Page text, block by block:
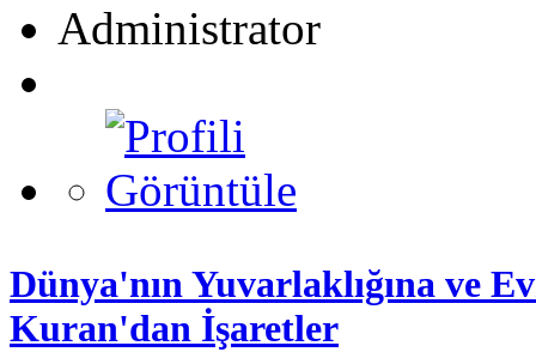
Administrator
Dünya'nın Yuvarlaklığına ve
Kuran'dan İşaretler